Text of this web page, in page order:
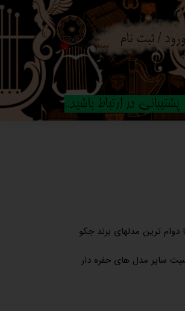
۰ سبد خرید ورود / ثبت نام
حساب کاربری من
تغییر گذر واژه
در ارتباط باشید..
ترین مدلهای برند جکو
سایر مدل های حفره دار